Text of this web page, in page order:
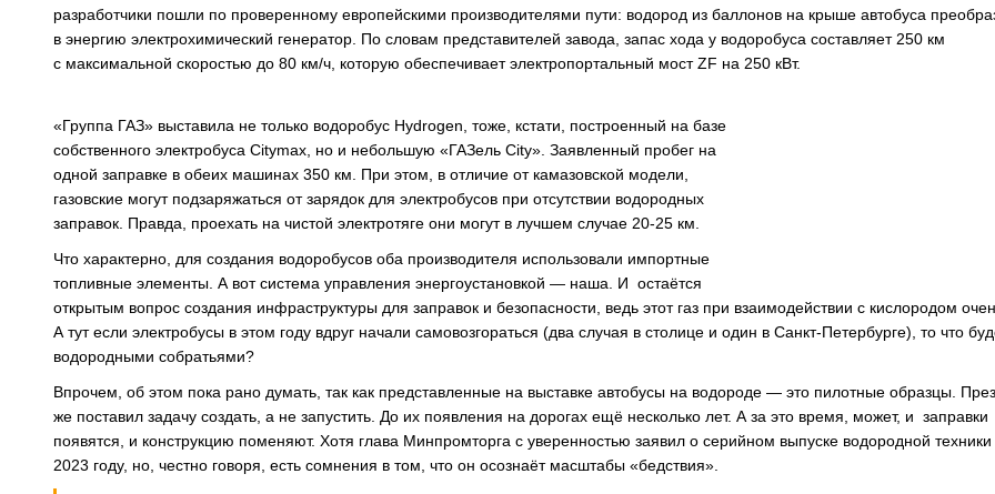
разработчики пошли по проверенному европейскими производителями пути: водород из баллонов на крыше автобуса
в энергию электрохимический генератор. По словам представителей завода, запас хода у водоробуса составляет 250 км
с максимальной скоростью до 80 км/ч, которую обеспечивает электропортальный мост ZF на 250 кВт.
«Группа ГАЗ» выставила не только водоробус Hydrogen, тоже, кстати, построенный на базе
собственного электробуса Citymax, но и небольшую «ГАЗель City». Заявленный пробег на
одной заправке в обеих машинах 350 км. При этом, в отличие от камазовской модели,
газовские могут подзаряжаться от зарядок для электробусов при отсутствии водородных
заправок. Правда, проехать на чистой электротяге они могут в лучшем случае 20-25 км.
Что характерно, для создания водоробусов оба производителя использовали импортные
топливные элементы. А вот система управления энергоустановкой — наша. И остаётся
открытым вопрос создания инфраструктуры для заправок и безопасности, ведь этот газ при взаимодействии с кислородом
А тут если электробусы в этом году вдруг начали самовозгораться (два случая в столице и один в Санкт-Петербурге), то что
водородными собратьями?
Впрочем, об этом пока рано думать, так как представленные на выставке автобусы на водороде — это пилотные образцы.
же поставил задачу создать, а не запустить. До их появления на дорогах ещё несколько лет. А за это время, может, и заправки
появятся, и конструкцию поменяют. Хотя глава Минпромторга с уверенностью заявил о серийном выпуске водородной
2023 году, но, честно говоря, есть сомнения в том, что он осознаёт масштабы «бедствия».